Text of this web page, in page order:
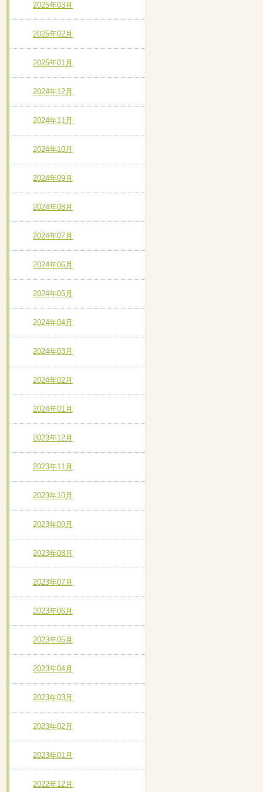
2025年03月
2025年02月
2025年01月
2024年12月
2024年11月
2024年10月
2024年09月
2024年08月
2024年07月
2024年06月
2024年05月
2024年04月
2024年03月
2024年02月
2024年01月
2023年12月
2023年11月
2023年10月
2023年09月
2023年08月
2023年07月
2023年06月
2023年05月
2023年04月
2023年03月
2023年02月
2023年01月
2022年12月